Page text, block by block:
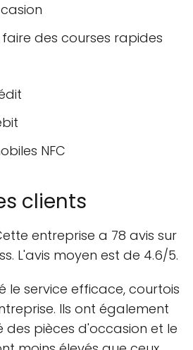
faire des courses rapides
NFC
clients
entreprise a 78 avis sur
L'avis moyen est de 4.6/5.
le service efficace, courtois
Ils ont également
des pièces d'occasion et le